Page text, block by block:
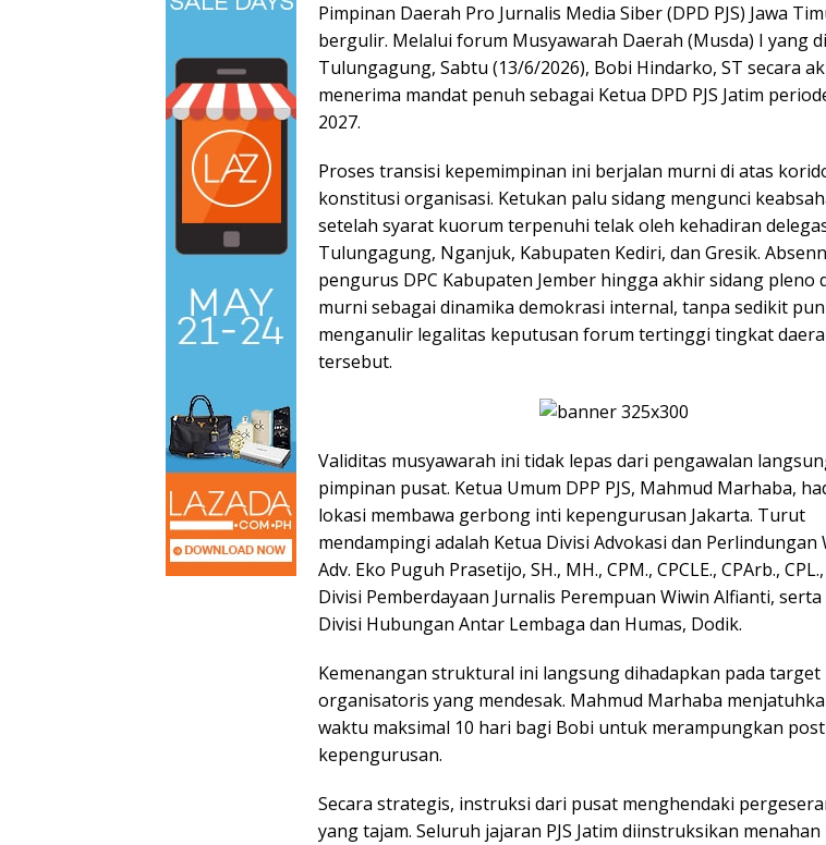
Pimpinan Daerah Pro Jurnalis Media Siber (DPD PJS) Jawa
bergulir. Melalui forum Musyawarah Daerah (Musda) I yang
Tulungagung, Sabtu (13/6/2026), Bobi Hindarko, ST secara
menerima mandat penuh sebagai Ketua DPD PJS Jatim
2027.
Proses transisi kepemimpinan ini berjalan murni di atas
konstitusi organisasi. Ketukan palu sidang mengunci
setelah syarat kuorum terpenuhi telak oleh kehadiran
Tulungagung, Nganjuk, Kabupaten Kediri, dan Gresik.
pengurus DPC Kabupaten Jember hingga akhir sidang pleno
murni sebagai dinamika demokrasi internal, tanpa sedikit pun
menganulir legalitas keputusan forum tertinggi tingkat
tersebut.
Validitas musyawarah ini tidak lepas dari pengawalan
pimpinan pusat. Ketua Umum DPP PJS, Mahmud Marhaba,
lokasi membawa gerbong inti kepengurusan Jakarta. Turut
mendampingi adalah Ketua Divisi Advokasi dan Perlindungan
Adv. Eko Puguh Prasetijo, SH., MH., CPM., CPCLE., CPArb.,
Divisi Pemberdayaan Jurnalis Perempuan Wiwin Alfianti, serta
Divisi Hubungan Antar Lembaga dan Humas, Dodik.
Kemenangan struktural ini langsung dihadapkan pada target
organisatoris yang mendesak. Mahmud Marhaba
waktu maksimal 10 hari bagi Bobi untuk merampungkan
kepengurusan.
Secara strategis, instruksi dari pusat menghendaki
yang tajam. Seluruh jajaran PJS Jatim diinstruksikan menahan